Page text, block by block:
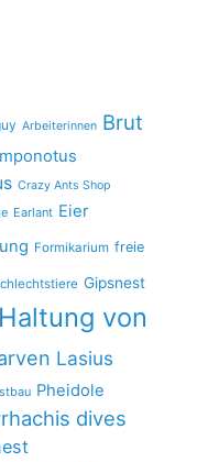
Arbeiterinnen Brut
Crazy Ants Shop
Earlant Eier
Formikarium freie
Gipsnest
Haltung von
Lasius
Pheidole
dives